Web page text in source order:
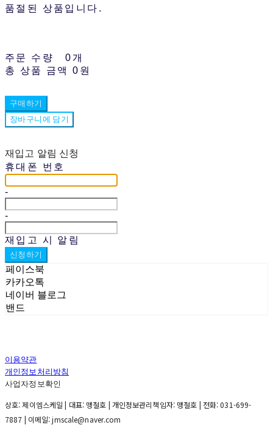
품절된 상품입니다.
주문 수량
0개
총 상품 금액
0원
구매하기
장바구니에 담기
재입고 알림 신청
휴대폰 번호
-
-
재입고 시 알림
신청하기
페이스북
카카오톡
네이버 블로그
밴드
이용약관
개인정보처리방침
사업자정보확인
상호: 제이엠스케일 | 대표: 맹철호 | 개인정보관리책임자: 맹철호 | 전화: 031-699-
7887 | 이메일: jmscale@naver.com